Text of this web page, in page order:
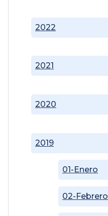
2019
01-Enero
02-Febrero
2020
2021
2022